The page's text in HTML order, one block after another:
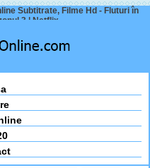
Subtitrate, Filme Hd - Fluturi în
3 | Netflix